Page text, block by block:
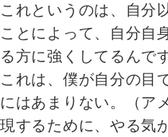
これというのは、自分
ことによって、自分自
る方に強くしてるんで
これは、僕が自分の目
にはあまりない。（ア
現するために、やる気